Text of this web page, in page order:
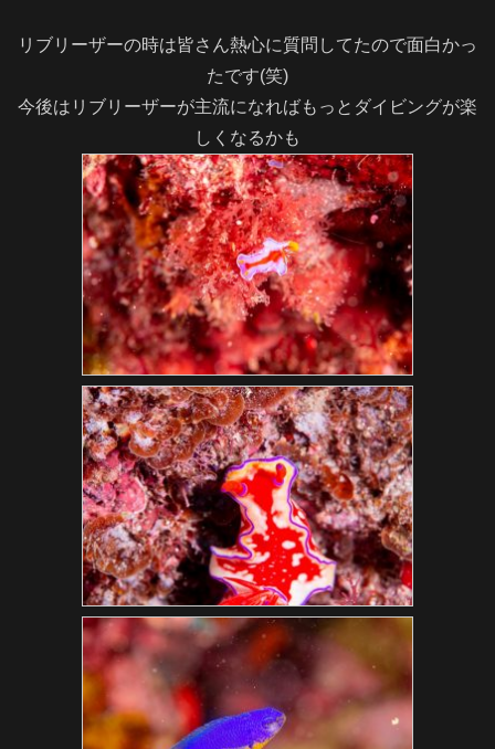
リブリーザーの時は皆さん熱心に質問してたので面白かっ
たです(笑)
今後はリブリーザーが主流になればもっとダイビングが楽
しくなるかも